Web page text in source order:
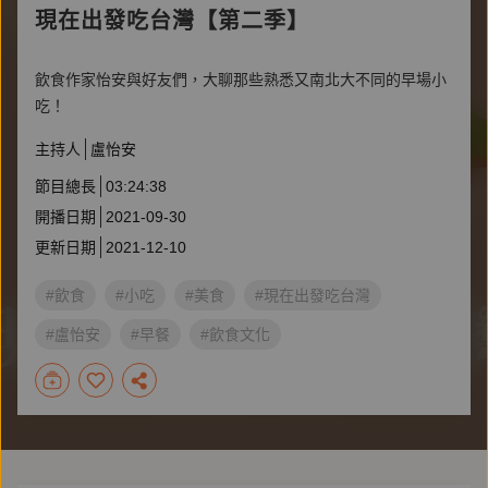
現在出發吃台灣【第二季】
飲食作家怡安與好友們，大聊那些熟悉又南北大不同的早場小
吃！
主持人 盧怡安
節目總長 03:24:38
開播日期
2021-09-30
更新日期
2021-12-10
#飲食 #小吃 #美食 #現在出發吃台灣
#盧怡安 #早餐 #飲食文化